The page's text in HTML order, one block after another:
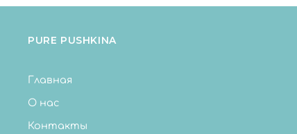
PURE PUSHKINA
Главная
О нас
Контакты